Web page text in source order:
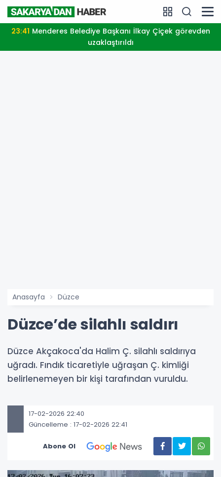
23:41
uzaklaştırıldı
Anasayfa Düzce
Düzce’de silahlı saldırı
Düzce Akçakoca'da Halim Ç. silahlı saldırıya
uğradı. Fındık ticaretiyle uğraşan Ç. kimliği
belirlenemeyen bir kişi tarafından vuruldu.
17-02-2026 22:40
Güncelleme : 17-02-2026 22:41
Abone Ol